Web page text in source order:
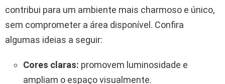
contribui para um ambiente mais charmoso e único,
sem comprometer a área disponível. Confira
algumas ideias a seguir:
Cores claras: promovem luminosidade e
ampliam o espaço visualmente.